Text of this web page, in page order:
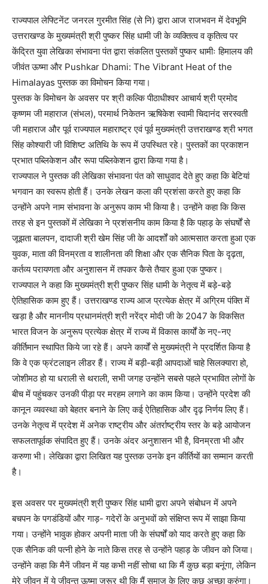
राज्यपाल लेफ्टिनेंट जनरल गुरमीत सिंह (से नि) द्वारा आज राजभवन में देवभूमि
उत्तराखण्ड के मुख्यमंत्री श्री पुष्कर सिंह धामी जी के व्यक्तित्व व कृतित्व पर
केंद्रित युवा लेखिका संभावना पंत द्वारा संकलित पुस्तकों पुष्कर धामीः हिमालय की
जीवंत ऊष्मा और Pushkar Dhami: The Vibrant Heat of the
Himalayas पुस्तक का विमोचन किया गया।
पुस्तक के विमोचन के अवसर पर श्री कल्कि पीठाधीश्वर आचार्य श्री प्रमोद
कृष्णम जी महाराज (संभल), परमार्थ निकेतन ऋषिकेश स्वामी चिदानंद सरस्वती
जी महाराज और पूर्व राज्यपाल महाराष्ट्र एवं पूर्व मुख्यमंत्री उत्तराखण्ड श्री भगत
सिंह कोश्यारी जी विशिष्ट अतिथि के रूप में उपस्थित रहे। पुस्तकों का प्रकाशन
प्रभात पब्लिकेशन और रूपा पब्लिकेशन द्वारा किया गया है।
राज्यपाल ने पुस्तक की लेखिका संभावना पंत को साधुवाद देते हुए कहा कि बेटियां
भगवान का स्वरूप होती हैं। उनके लेखन कला की प्रशंसा करते हुए कहा कि
उन्होंने अपने नाम संभावना के अनुरूप काम भी किया है। उन्होंने कहा कि किस
तरह से इन पुस्तकों में लेखिका ने प्रशंसनीय काम किया है कि पहाड़ के संघर्षों से
जूझता बालपन, दादाजी श्री खेम सिंह जी के आदर्शों को आत्मसात करता हुआ एक
युवक, माता की विनम्रता व शालीनता की शिक्षा और एक सैनिक पिता के दृढ़ता,
कर्तव्य परायणता और अनुशासन में तपकर कैसे तैयार हुआ एक पुष्कर।
राज्यपाल ने कहा कि मुख्यमंत्री श्री पुष्कर सिंह धामी के नेतृत्व में बड़े-बड़े
ऐतिहासिक काम हुए हैं। उत्तराखण्ड राज्य आज प्रत्येक क्षेत्र में अग्रिम पंक्ति में
खड़ा है और माननीय प्रधानमंत्री श्री नरेंद्र मोदी जी के 2047 के विकसित
भारत विजन के अनुरूप प्रत्येक क्षेत्र में राज्य में विकास कार्यों के नए-नए
कीर्तिमान स्थापित किये जा रहे हैं। अपने कार्यों से मुख्यमंत्री ने प्रदर्शित किया है
कि वे एक फ्रंटलाइन लीडर हैं। राज्य में बड़ी-बड़ी आपदाओं चाहे सिलक्यारा हो,
जोशीमठ हो या धराली से थराली, सभी जगह उन्होंने सबसे पहले प्रभावित लोगों के
बीच में पहुंचकर उनकी पीड़ा पर मरहम लगाने का काम किया। उन्होंने प्रदेश की
कानून व्यवस्था को बेहतर बनाने के लिए कई ऐतिहासिक और दृढ़ निर्णय लिए हैं।
उनके नेतृत्व में प्रदेश में अनेक राष्ट्रीय और अंतर्राष्ट्रीय स्तर के बड़े आयोजन
सफलतापूर्वक संपादित हुए हैं। उनके अंदर अनुशासन भी है, विनम्रता भी और
करुणा भी। लेखिका द्वारा लिखित यह पुस्तक उनके इन कीर्तियों का सम्मान करती
है।
इस अवसर पर मुख्यमंत्री श्री पुष्कर सिंह धामी द्वारा अपने संबोधन में अपने
बचपन के पगडंडियों और गाड़- गदेरों के अनुभवों को संक्षिप्त रूप में साझा किया
गया। उन्होंने भावुक होकर अपनी माता जी के संघर्षों को याद करते हुए कहा कि
एक सैनिक की पत्नी होने के नाते किस तरह से उन्होंने पहाड़ के जीवन को जिया।
उन्होंने कहा कि मैनें जीवन में यह कभी नहीं सोचा था कि मैं कुछ बड़ा बनूंगा, लेकिन
मेरे जीवन में ये जीवन्त ऊष्मा जरूर थी कि मैं समाज के लिए कुछ अच्छा करुंगा।